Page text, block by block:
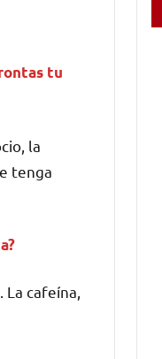
tu
la
tenga
cafeína,